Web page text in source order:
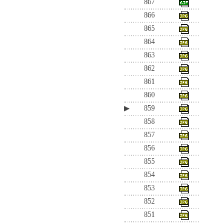
867
866
865
864
863
862
861
860
▶
859
858
857
856
855
854
853
852
851